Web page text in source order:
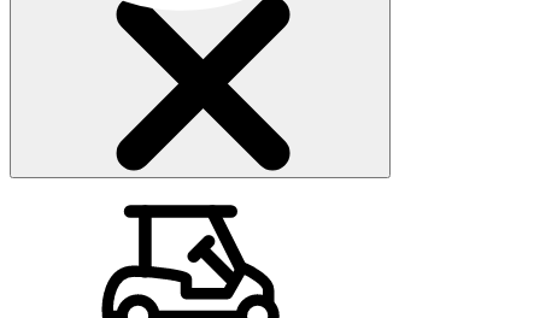
ショッピングカート 0)